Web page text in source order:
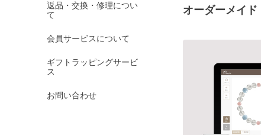
返品・交換・修理につい
て
会員サービスについて
ギフトラッピングサービ
ス
お問い合わせ
オーダーメイド